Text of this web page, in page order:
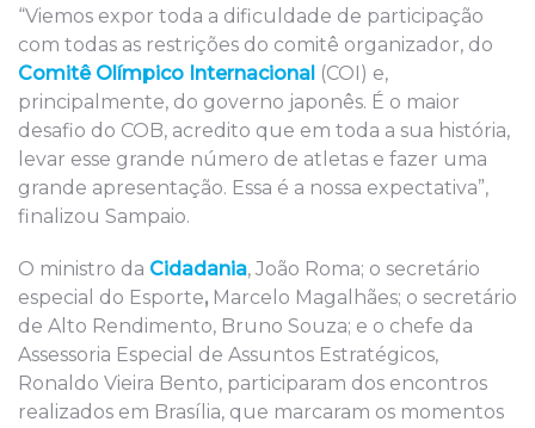
“Viemos expor toda a dificuldade de participação
com todas as restrições do comitê organizador, do
Comitê Olímpico Internacional (COI) e,
principalmente, do governo japonês. É o maior
desafio do COB, acredito que em toda a sua história,
levar esse grande número de atletas e fazer uma
grande apresentação. Essa é a nossa expectativa”,
finalizou Sampaio.
O ministro da Cidadania, João Roma; o secretário
especial do Esporte, Marcelo Magalhães; o secretário
de Alto Rendimento, Bruno Souza; e o chefe da
Assessoria Especial de Assuntos Estratégicos,
Ronaldo Vieira Bento, participaram dos encontros
realizados em Brasília, que marcaram os momentos